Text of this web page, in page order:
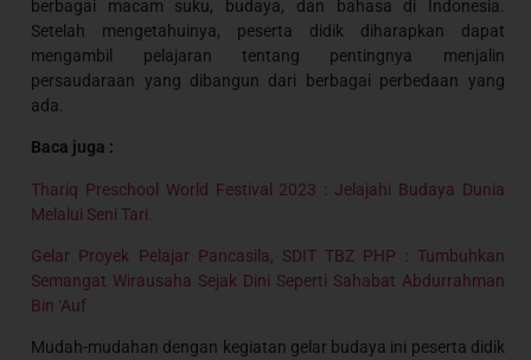
berbagai macam suku, budaya, dan bahasa di Indonesia.
Setelah mengetahuinya, peserta didik diharapkan dapat
mengambil pelajaran tentang pentingnya menjalin
persaudaraan yang dibangun dari berbagai perbedaan yang
ada.
Baca juga :
Thariq Preschool World Festival 2023 : Jelajahi Budaya Dunia
Melalui Seni Tari.
Gelar Proyek Pelajar Pancasila, SDIT TBZ PHP : Tumbuhkan
Semangat Wirausaha Sejak Dini Seperti Sahabat Abdurrahman
Bin ‘Auf
Mudah-mudahan dengan kegiatan gelar budaya ini peserta didik